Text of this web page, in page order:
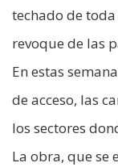
techado de
revoque de las
En estas
de acceso, las
los sectores
La obra, que se